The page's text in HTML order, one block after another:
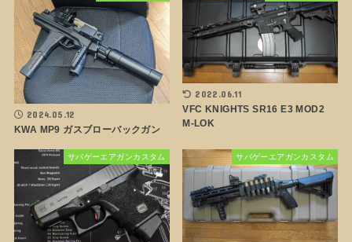
2024.05.12
KWA MP9 ガスブローバックガン
2022.06.11
VFC KNIGHTS SR16 E3 MOD2
M-LOK
サバゲーエアガンカスタム サバゲーエアガンカスタム